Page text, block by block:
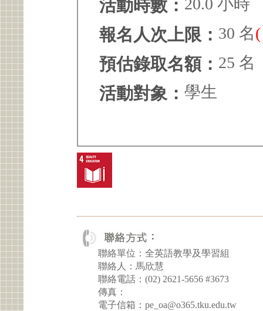
活動時數：
報名人次上限： 30 名
預估錄取名額： 25 名
活動對象： 學生
聯絡單位：全英語教學及學習組
聯絡人：馬欣慧
聯絡電話：(02) 2621-5656 #3673
傳真：
電子信箱：pe_oa@o365.tku.edu.tw